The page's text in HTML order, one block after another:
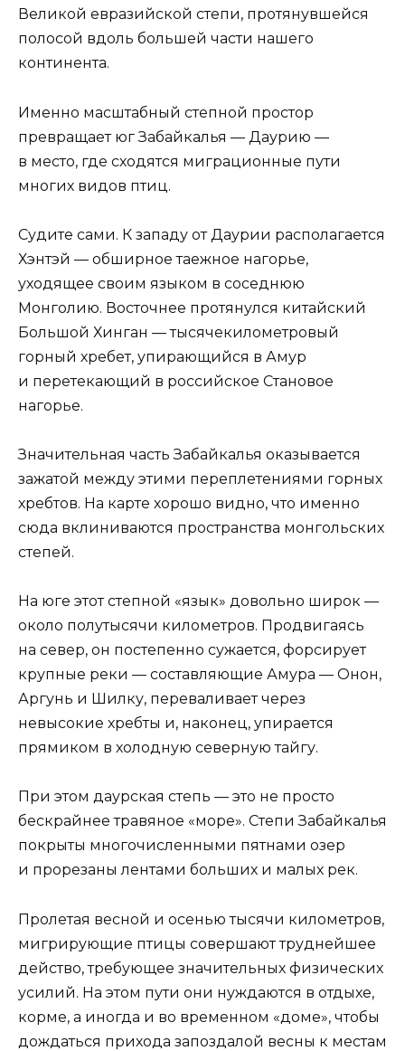
Великой евразийской степи, протянувшейся
полосой вдоль большей части нашего
континента.
Именно масштабный степной простор
превращает юг Забайкалья — Даурию —
в место, где сходятся миграционные пути
многих видов птиц.
Судите сами. К западу от Даурии располагается
Хэнтэй — обширное таежное нагорье,
уходящее своим языком в соседнюю
Монголию. Восточнее протянулся китайский
Большой Хинган — тысячекилометровый
горный хребет, упирающийся в Амур
и перетекающий в российское Становое
нагорье.
Значительная часть Забайкалья оказывается
зажатой между этими переплетениями горных
хребтов. На карте хорошо видно, что именно
сюда вклиниваются пространства монгольских
степей.
На юге этот степной «язык» довольно широк —
около полутысячи километров. Продвигаясь
на север, он постепенно сужается, форсирует
крупные реки — составляющие Амура — Онон,
Аргунь и Шилку, переваливает через
невысокие хребты и, наконец, упирается
прямиком в холодную северную тайгу.
При этом даурская степь — это не просто
бескрайнее травяное «море». Степи Забайкалья
покрыты многочисленными пятнами озер
и прорезаны лентами больших и малых рек.
Пролетая весной и осенью тысячи километров,
мигрирующие птицы совершают труднейшее
действо, требующее значительных физических
усилий. На этом пути они нуждаются в отдыхе,
корме, а иногда и во временном «доме», чтобы
дождаться прихода запоздалой весны к местам